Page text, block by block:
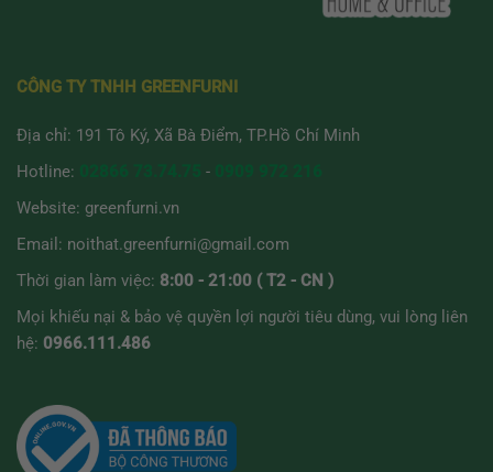
được
trang
chọn
CÔNG TY TNHH GREENFURNI
Địa chỉ: 191 Tô Ký, Xã Bà Điểm, TP.Hồ Chí Minh
Hotline:
-
Website: greenfurni.vn
Email: noithat.greenfurni@gmail.com
Thời gian làm việc: 8:00 - 21:00 ( T2 - CN )
Mọi khiếu nại & bảo vệ quyền lợi người tiêu dùng, vui lòng liên
hệ: 0966.111.486